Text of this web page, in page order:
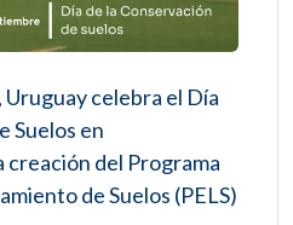
celebra el Día
Suelos en
creación del Programa
de Suelos (PELS)